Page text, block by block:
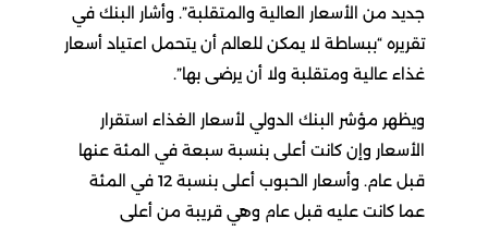
جديد من الأسعار العالية والمتقلبة”. وأشار البنك في
تقريره “ببساطة لا يمكن للعالم أن يتحمل اعتياد أسعار
غذاء عالية ومتقلبة ولا أن يرضى بها”.
ويظهر مؤشر البنك الدولي لأسعار الغذاء استقرار
الأسعار وإن كانت أعلى بنسبة سبعة في المئة عنها
قبل عام. وأسعار الحبوب أعلى بنسبة 12 في المئة
عما كانت عليه قبل عام وهي قريبة من أعلى